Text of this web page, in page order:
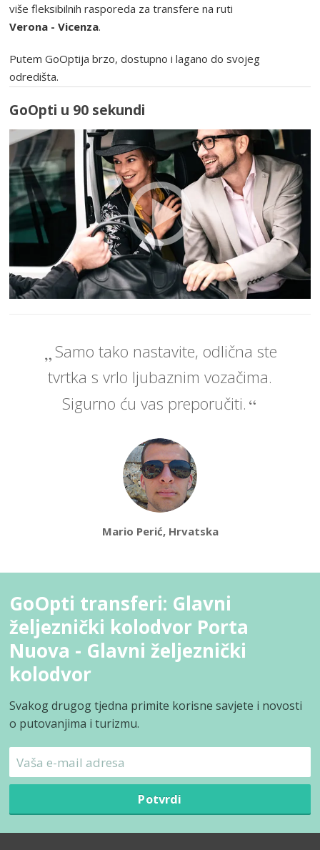
više fleksibilnih rasporeda za transfere na ruti
Verona - Vicenza.
Putem GoOptija brzo, dostupno i lagano do svojeg
odredišta.
GoOpti u 90 sekundi
Samo tako nastavite, odlična ste
tvrtka s vrlo ljubaznim vozačima.
Sigurno ću vas preporučiti.
Mario Perić, Hrvatska
GoOpti transferi: Glavni
željeznički kolodvor Porta
Nuova - Glavni željeznički
kolodvor
Svakog drugog tjedna primite korisne savjete i novosti
o putovanjima i turizmu.
Potvrdi